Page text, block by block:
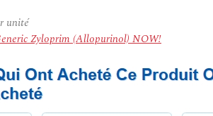
unité
Zyloprim (Allopurinol) NOW!